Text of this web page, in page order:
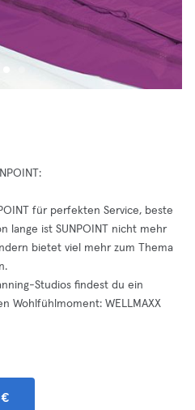
für perfekten Service, beste
lange ist SUNPOINT nicht mehr
bietet viel mehr zum Thema
Studios findest du ein
Wohlfühlmoment: WELLMAXX